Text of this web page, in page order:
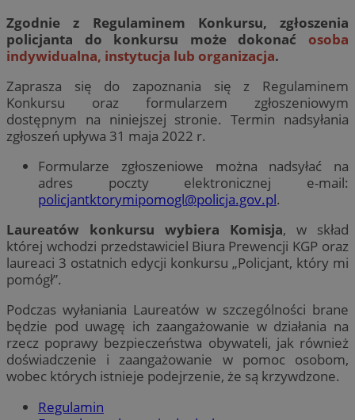
Zgodnie z Regulaminem Konkursu, zgłoszenia
policjanta do konkursu może dokonać osoba
indywidualna, instytucja lub organizacja.
Zaprasza się do zapoznania się z Regulaminem
Konkursu oraz formularzem zgłoszeniowym
dostępnym na niniejszej stronie. Termin nadsyłania
zgłoszeń upływa 31 maja 2022 r.
Formularze zgłoszeniowe można nadsyłać na
adres poczty elektronicznej e-mail:
policjantktorymipomogl@policja.gov.pl.
Laureatów konkursu wybiera Komisja, w skład
której wchodzi przedstawiciel Biura Prewencji KGP oraz
laureaci 3 ostatnich edycji konkursu „Policjant, który mi
pomógł”.
Podczas wyłaniania Laureatów w szczególności brane
będzie pod uwagę ich zaangażowanie w działania na
rzecz poprawy bezpieczeństwa obywateli, jak również
doświadczenie i zaangażowanie w pomoc osobom,
wobec których istnieje podejrzenie, że są krzywdzone.
Regulamin